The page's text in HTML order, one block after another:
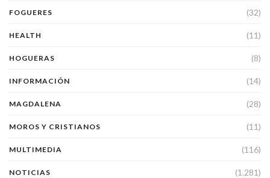
FOGUERES (32)
HEALTH (11)
HOGUERAS (8)
INFORMACIÓN (14)
MAGDALENA (28)
MOROS Y CRISTIANOS (11)
MULTIMEDIA (116)
NOTICIAS (1.281)